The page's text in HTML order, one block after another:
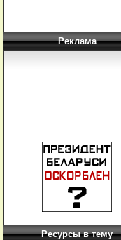
Реклама
Ресурсы в тему